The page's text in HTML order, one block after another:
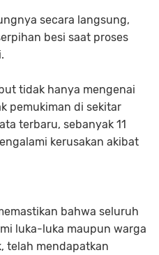
secara langsung,
besi saat proses
tidak hanya mengenai
pemukiman di sekitar
terbaru, sebanyak 11
kerusakan akibat
bahwa seluruh
luka-luka maupun warga
telah mendapatkan